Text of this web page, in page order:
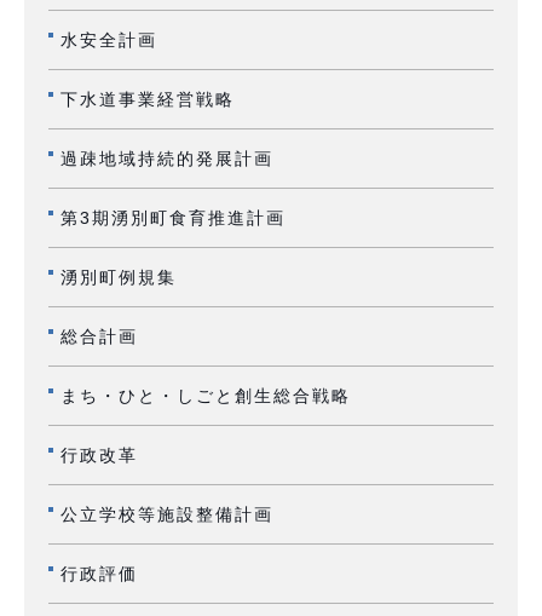
水安全計画
下水道事業経営戦略
過疎地域持続的発展計画
第3期湧別町食育推進計画
湧別町例規集
総合計画
まち・ひと・しごと創生総合戦略
行政改革
公立学校等施設整備計画
行政評価